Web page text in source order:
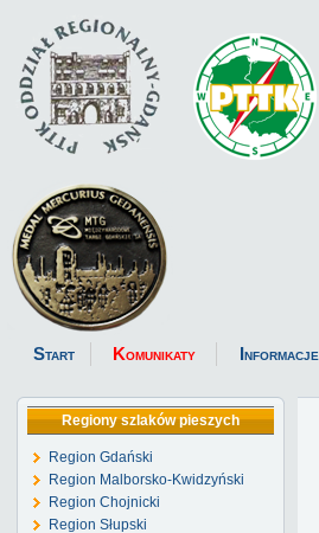
Start Komunikaty Informacje
Regiony szlaków pieszych
Region Gdański
Region Malborsko-Kwidzyński
Region Chojnicki
Region Słupski